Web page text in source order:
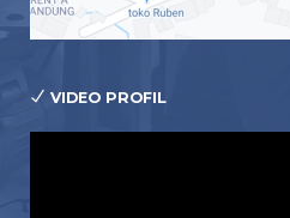
VIDEO PROFIL